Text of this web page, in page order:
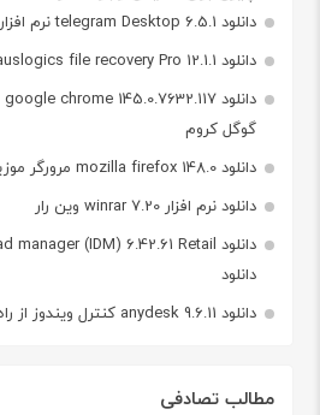
دانلود telegram Desktop 6.5.1 نرم افزار رایگان تلگرام دسکتاپ
دانلود auslogics file recovery Pro 12.1.1 نرم افزار بازیابی اطلاعات
گوگل کروم
دانلود mozilla firefox 148.0 مرورگر موزیلا فایرفاکس
دانلود نرم افزار winrar 7.20 وین رار
دانلود
دانلود anydesk 9.6.11 کنترل ویندوز از راه دور
مطالب تصادفی